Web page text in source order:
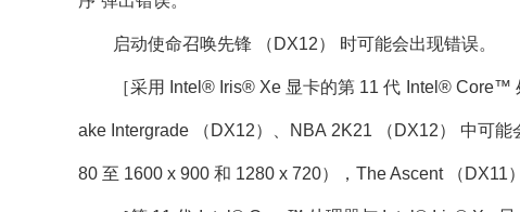
启动使命召唤先锋 （DX12） 时可能会出现错误。
［采用 Intel® Iris® Xe 显卡的第 11 代 Intel® Core™
ake Intergrade （DX12）、NBA 2K21 （DX12） 中可
80 至 1600 x 900 和 1280 x 720），The Ascent （DX11）